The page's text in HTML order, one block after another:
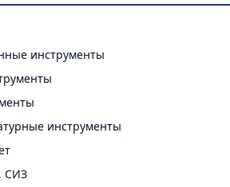
инструменты
инструменты
СИЗ